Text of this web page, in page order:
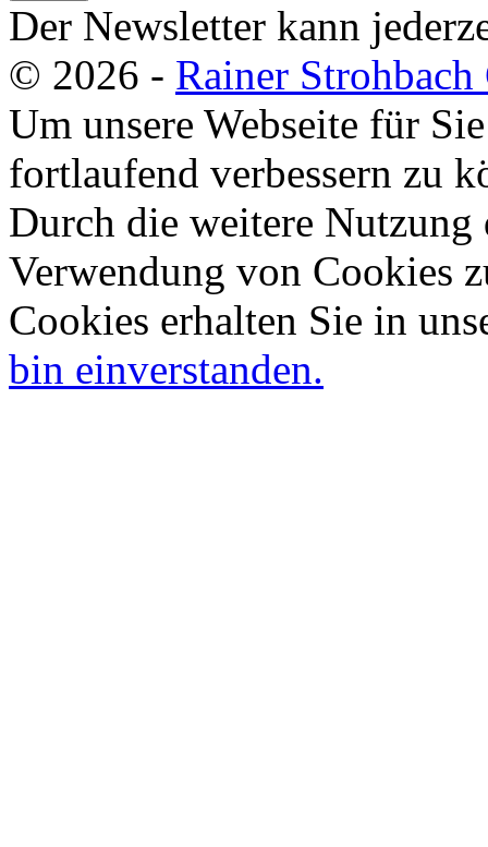
Der Newsletter kann
© 2026 - Rainer
Um unsere Webseite für
fortlaufend verbessern zu
Durch die weitere Nutzung
Verwendung von Cookies
Cookies erhalten Sie in
bin einverstanden.